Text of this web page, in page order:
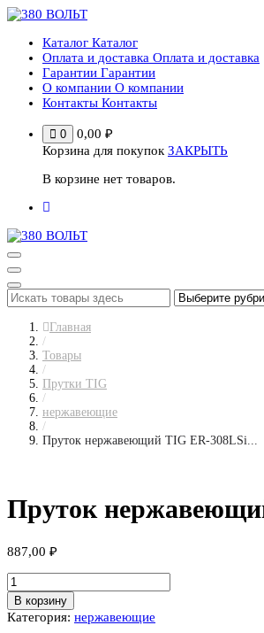
Перейти
содержимому
Каталог Каталог
Оплата и доставка Оплата и доставка
Гарантии Гарантии
О компании О компании
Контакты Контакты
0 0,00 ₽
Корзина для покупок ЗАКРЫТЬ
В корзине нет товаров.
Главная
/
Товары
/
Прутки TIG
/
нержавеющие
/
Пруток нержавеющий TIG ER-308LSi...
Пруток
887,00 ₽
Количество
товара
Пруток
нержавеющий
В корзину
Категория: нержавеющие